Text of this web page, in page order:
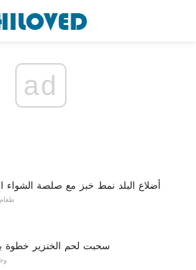
ad
أضلاع البلد نمط خبز مع صلصة الشواء
سحبت لحم الخنزير خطوة